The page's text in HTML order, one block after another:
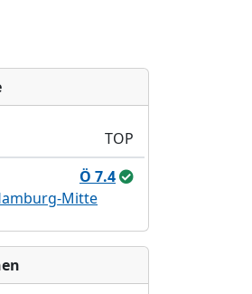
TOP
Ö 7.4
Mitte